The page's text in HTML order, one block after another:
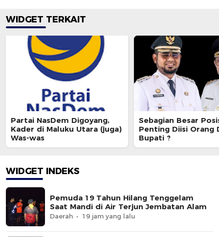
WIDGET TERKAIT
Partai NasDem Digoyang,
Kader di Maluku Utara (juga)
Was-was
Sebagian Besar
Penting Diisi Orang
Bupati ?
WIDGET INDEKS
Pemuda 19 Tahun Hilang Tenggelam
Saat Mandi di Air Terjun Jembatan Alam
Daerah 19 jam yang lalu